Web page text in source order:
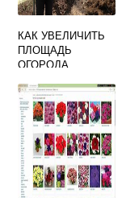
КАК УВЕЛИЧИТЬ
ПЛОЩАДЬ
ОГОРОДА